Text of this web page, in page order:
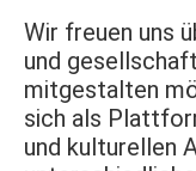
Wir freuen uns
und
mitgestalten
sich als
und kulturellen